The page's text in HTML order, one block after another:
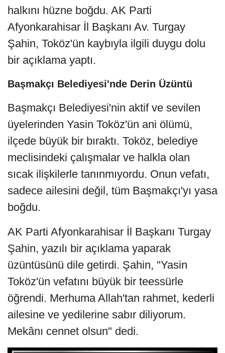
halkını hüzne boğdu. AK Parti
Afyonkarahisar İl Başkanı Av. Turgay
Şahin, Toköz'ün kaybıyla ilgili duygu dolu
bir açıklama yaptı.
Başmakçı Belediyesi'nde Derin Üzüntü
Başmakçı Belediyesi'nin aktif ve sevilen
üyelerinden Yasin Toköz'ün ani ölümü,
ilçede büyük bir bıraktı. Toköz, belediye
meclisindeki çalışmalar ve halkla olan
sıcak ilişkilerle tanınmıyordu. Onun vefatı,
sadece ailesini değil, tüm Başmakçı'yı yasa
boğdu.
AK Parti Afyonkarahisar İl Başkanı Turgay
Şahin, yazılı bir açıklama yaparak
üzüntüsünü dile getirdi. Şahin, "Yasin
Toköz'ün vefatını büyük bir teessürle
öğrendi. Merhuma Allah'tan rahmet, kederli
ailesine ve yedilerine sabır diliyorum.
Mekânı cennet olsun" dedi.